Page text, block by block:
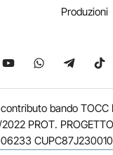
Produzioni
su X
Seguici su YouTube
Seguici su
Seguici
bando
PROT.